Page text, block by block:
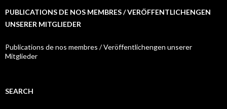
PUBLICATIONS DE NOS MEMBRES / VERÖFFENTLICHENGEN
UNSERER MITGLIEDER
Publications de nos membres / Veröffentlichengen unserer
Mitglieder
SEARCH